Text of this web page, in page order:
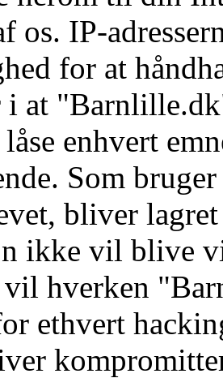
os. IP-
for at
at
enhvert
Som
bliver
ikke vil blive
vil hverken
ethvert